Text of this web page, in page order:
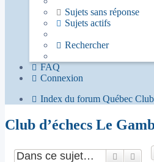
Sujets sans réponse
Sujets actifs
Rechercher
FAQ
Connexion
Index du forum Québec
Club d’échecs Le